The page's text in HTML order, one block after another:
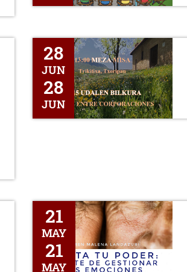
San Pedro Romería
28
JUN
28
JUN
El Arte de Gestionar Tus Emociones
21
MAY
21
MAY